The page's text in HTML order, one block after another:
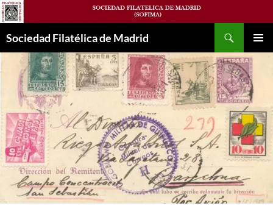
Saltar
al
contenido
Sociedad Filatélica de Madrid
MENÚ